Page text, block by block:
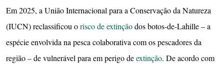
Em 2025, a União Internacional para a Conservação da Natureza
(IUCN) reclassificou orisco de extinçãodos botos-de-Lahille – a
espécie envolvida na pesca colaborativa com os pescadores da
região – de vulnerável para em perigo deextinção. De acordo com